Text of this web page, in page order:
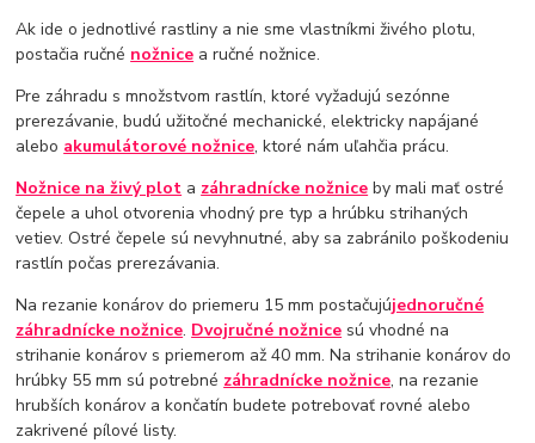
Ak ide o jednotlivé rastliny a nie sme vlastníkmi živého plotu,
postačia ručné nožnice a ručné nožnice.
Pre záhradu s množstvom rastlín, ktoré vyžadujú sezónne
prerezávanie, budú užitočné mechanické, elektricky napájané
alebo akumulátorové nožnice, ktoré nám uľahčia prácu.
Nožnice na živý plot a záhradnícke nožnice by mali mať ostré
čepele a uhol otvorenia vhodný pre typ a hrúbku strihaných
vetiev. Ostré čepele sú nevyhnutné, aby sa zabránilo poškodeniu
rastlín počas prerezávania.
Na rezanie konárov do priemeru 15 mm postačujújednoručné
záhradnícke nožnice. Dvojručné nožnice sú vhodné na
strihanie konárov s priemerom až 40 mm. Na strihanie konárov do
hrúbky 55 mm sú potrebné záhradnícke nožnice, na rezanie
hrubších konárov a končatín budete potrebovať rovné alebo
zakrivené pílové listy.